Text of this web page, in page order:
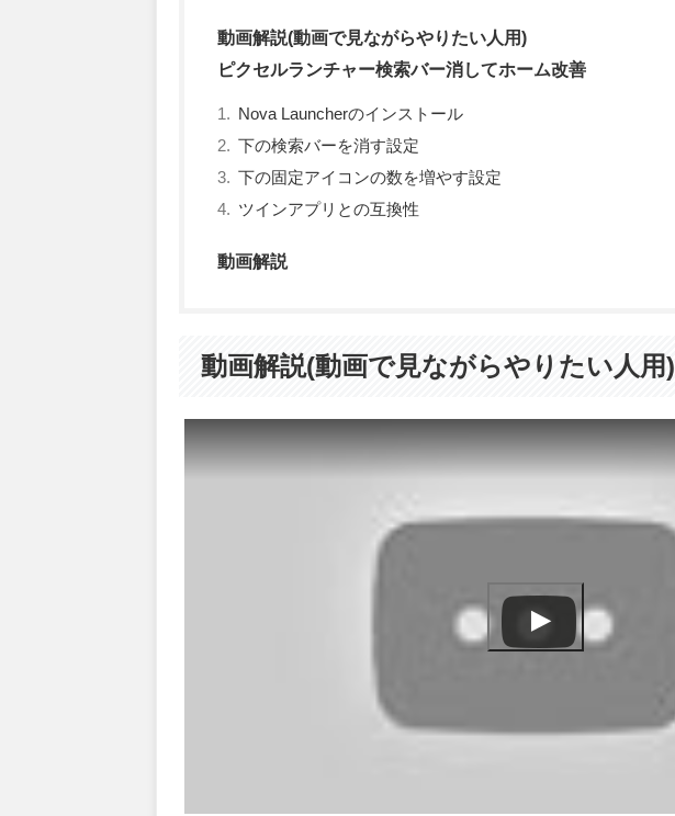
動画解説(動画で見ながらやりたい人用)
ピクセルランチャー検索バー消してホーム改善
Nova Launcherのインストール
下の検索バーを消す設定
下の固定アイコンの数を増やす設定
ツインアプリとの互換性
動画解説
動画解説(動画で見ながらやりたい人用)